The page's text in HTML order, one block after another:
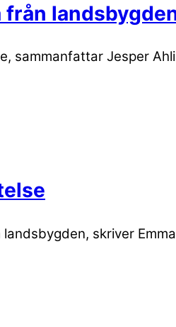
från
sammanfattar Jesper
skriver